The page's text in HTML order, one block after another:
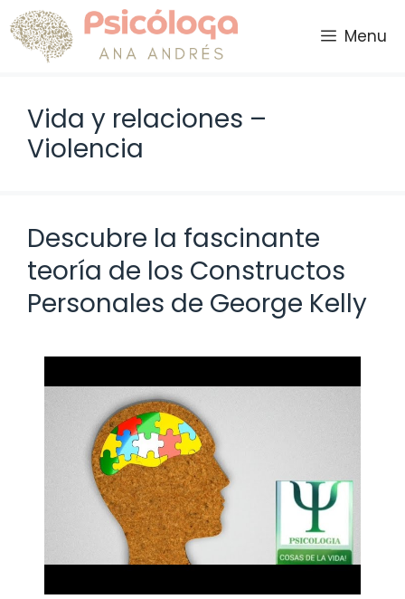
Saltar
al
contenido
Menu
Vida y relaciones –
Violencia
Descubre la fascinante
teoría de los Constructos
Personales de George Kelly